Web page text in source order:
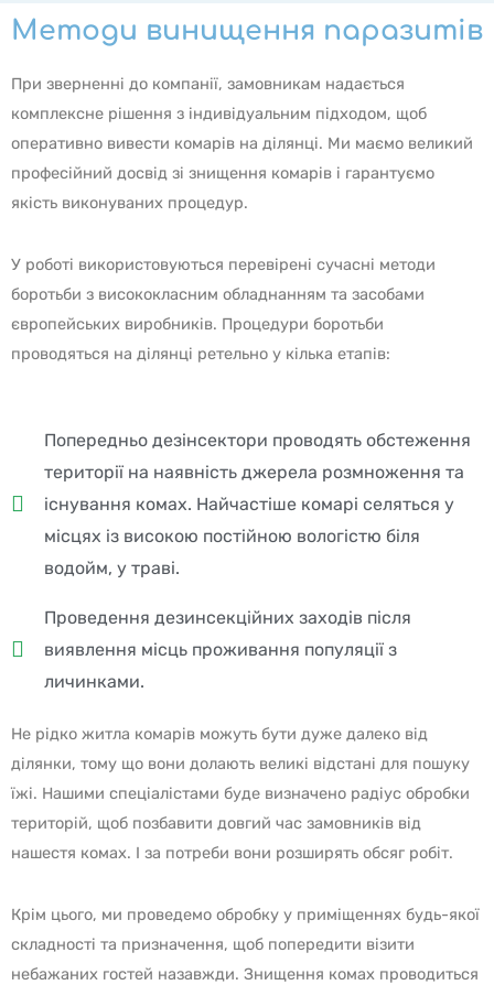
Методи винищення паразитів
При зверненні до компанії, замовникам надається
комплексне рішення з індивідуальним підходом, щоб
оперативно вивести комарів на ділянці. Ми маємо великий
професійний досвід зі знищення комарів і гарантуємо
якість виконуваних процедур.
У роботі використовуються перевірені сучасні методи
боротьби з висококласним обладнанням та засобами
європейських виробників. Процедури боротьби
проводяться на ділянці ретельно у кілька етапів:
Попередньо дезінсектори проводять обстеження
території на наявність джерела розмноження та
існування комах. Найчастіше комарі селяться у
місцях із високою постійною вологістю біля
водойм, у траві.
Проведення дезинсекційних заходів після
виявлення місць проживання популяції з
личинками.
Не рідко житла комарів можуть бути дуже далеко від
ділянки, тому що вони долають великі відстані для пошуку
їжі. Нашими спеціалістами буде визначено радіус обробки
територій, щоб позбавити довгий час замовників від
нашестя комах. І за потреби вони розширять обсяг робіт.
Крім цього, ми проведемо обробку у приміщеннях будь-якої
складності та призначення, щоб попередити візити
небажаних гостей назавжди. Знищення комах проводиться